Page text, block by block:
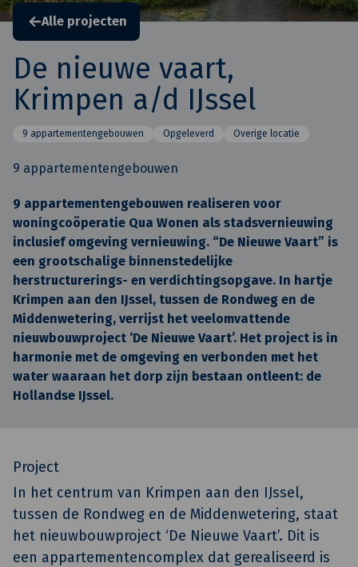
Alle projecten
De nieuwe vaart,
Krimpen a/d IJssel
9 appartementengebouwen Opgeleverd Overige locatie
9 appartementengebouwen
9 appartementengebouwen realiseren voor
woningcoöperatie Qua Wonen als stadsvernieuwing
inclusief omgeving vernieuwing. “De Nieuwe Vaart” is
een grootschalige binnenstedelijke
herstructurerings- en verdichtingsopgave. In hartje
Krimpen aan den IJssel, tussen de Rondweg en de
Middenwetering, verrijst het veelomvattende
nieuwbouwproject ‘De Nieuwe Vaart’. Het project is in
harmonie met de omgeving en verbonden met het
water waaraan het dorp zijn bestaan ontleent: de
Hollandse IJssel.
Project
In het centrum van Krimpen aan den IJssel,
tussen de Rondweg en de Middenwetering, staat
het nieuwbouwproject ‘De Nieuwe Vaart’. Dit is
een appartementencomplex dat gerealiseerd is